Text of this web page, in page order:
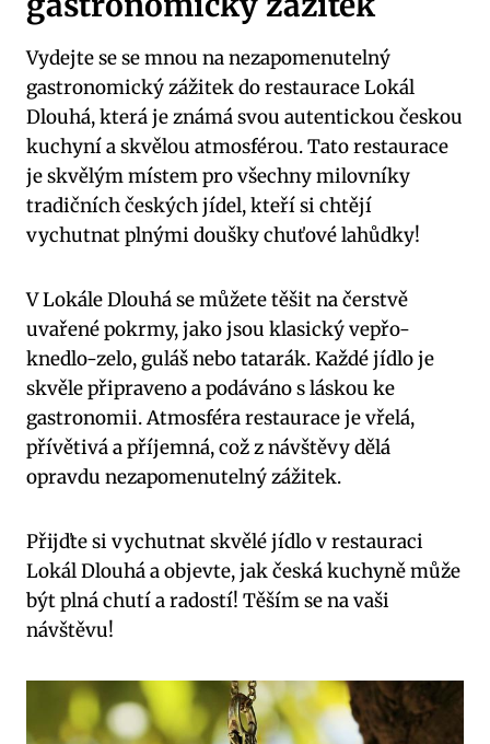
Vydejte se se mnou na nezapomenutelný
gastronomický zážitek do restaurace Lokál
Dlouhá, která je známá svou autentickou českou
kuchyní a skvělou atmosférou. Tato restaurace
je skvělým místem pro všechny milovníky
tradičních českých jídel, kteří si chtějí
vychutnat plnými doušky chuťové lahůdky!
V Lokále Dlouhá se můžete těšit na čerstvě
uvařené pokrmy, jako jsou klasický vepřo-
knedlo-zelo, guláš nebo tatarák. Každé jídlo je
skvěle připraveno a podáváno s láskou ke
gastronomii. Atmosféra restaurace je vřelá,
přívětivá a příjemná, což z návštěvy dělá
opravdu nezapomenutelný zážitek.
Přijďte si vychutnat skvělé jídlo v restauraci
Lokál Dlouhá a objevte, jak česká kuchyně může
být plná chutí a radostí! Těším se na vaši
návštěvu!